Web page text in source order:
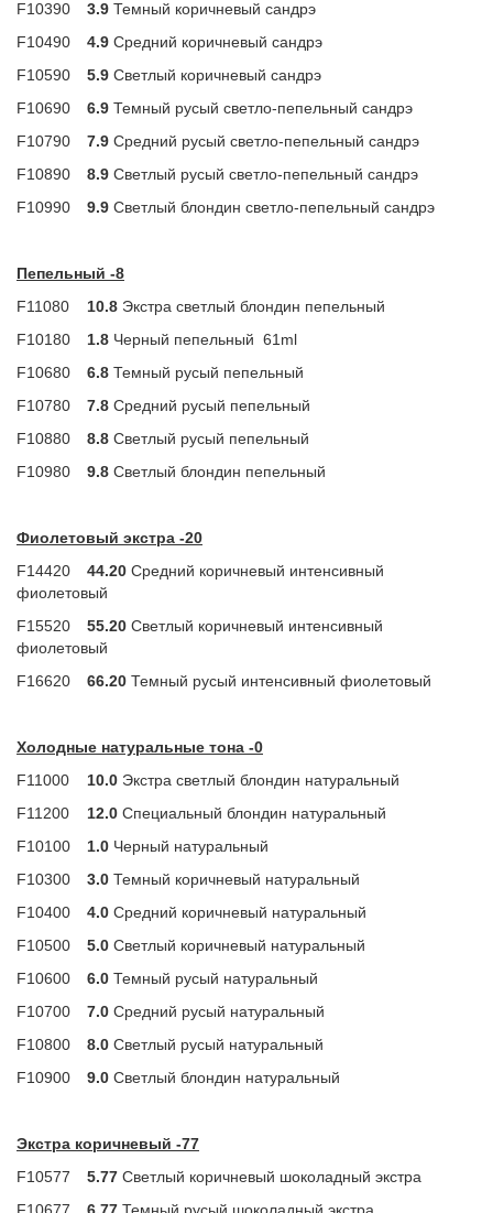
F10390 3.9 Темный коричневый сандрэ
F10490
4.9 Средний коричневый сандрэ
F10590
5.9 Светлый коричневый сандрэ
F10690
6.9 Темный русый светло-пепельный сандрэ
F10790
7.9 Средний русый светло-пепельный сандрэ
F10890
8.9 Светлый русый светло-пепельный сандрэ
F10990
9.9 Светлый блондин светло-пепельный сандрэ
Пепельный -8
F11080
10.8 Экстра светлый блондин пепельный
F10180
1.8 Черный пепельный 61ml
F10680
6.8 Темный русый пепельный
F10780
7.8 Средний русый пепельный
F10880
8.8 Светлый русый пепельный
F10980
9.8 Светлый блондин пепельный
Фиолетовый экстра -20
F14420
44.20 Средний коричневый интенсивный
фиолетовый
F15520
55.20 Светлый коричневый интенсивный
фиолетовый
F16620
66.20 Темный русый интенсивный фиолетовый
Холодные натуральные тона -0
F11000
10.0 Экстра светлый блондин натуральный
F11200
12.0 Специальный блондин натуральный
F10100
1.0 Черный натуральный
F10300
3.0 Темный коричневый натуральный
F10400
4.0 Средний коричневый натуральный
F10500
5.0 Светлый коричневый натуральный
F10600
6.0 Темный русый натуральный
F10700
7.0 Средний русый натуральный
F10800
8.0 Светлый русый натуральный
F10900
9.0 Светлый блондин натуральный
Экстра коричневый -77
F10577
5.77 Светлый коричневый шоколадный экстра